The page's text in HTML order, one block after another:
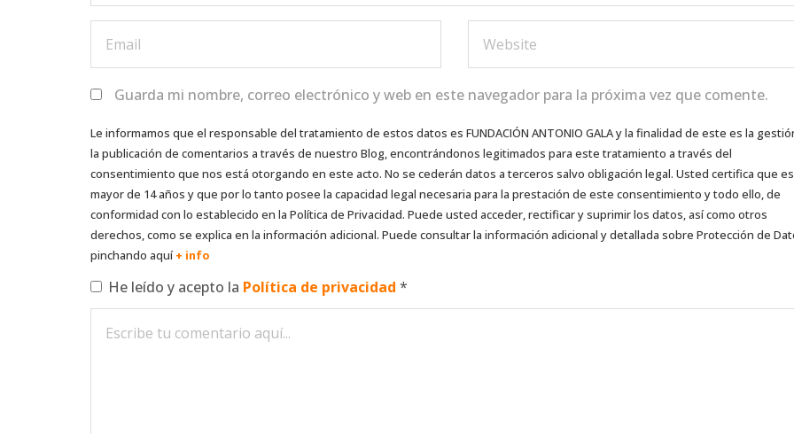
Guarda mi nombre, correo electrónico y web en este navegador para la próxima vez que comente.
Le informamos que el responsable del tratamiento de estos datos es FUNDACIÓN ANTONIO GALA y la finalidad de este es la
la publicación de comentarios a través de nuestro Blog, encontrándonos legitimados para este tratamiento a través del
consentimiento que nos está otorgando en este acto. No se cederán datos a terceros salvo obligación legal. Usted certifica que es
mayor de 14 años y que por lo tanto posee la capacidad legal necesaria para la prestación de este consentimiento y todo ello, de
conformidad con lo establecido en la Política de Privacidad. Puede usted acceder, rectificar y suprimir los datos, así como otros
derechos, como se explica en la información adicional. Puede consultar la información adicional y detallada sobre Protección de
pinchando aquí+ info
He leído y acepto la Política de privacidad *